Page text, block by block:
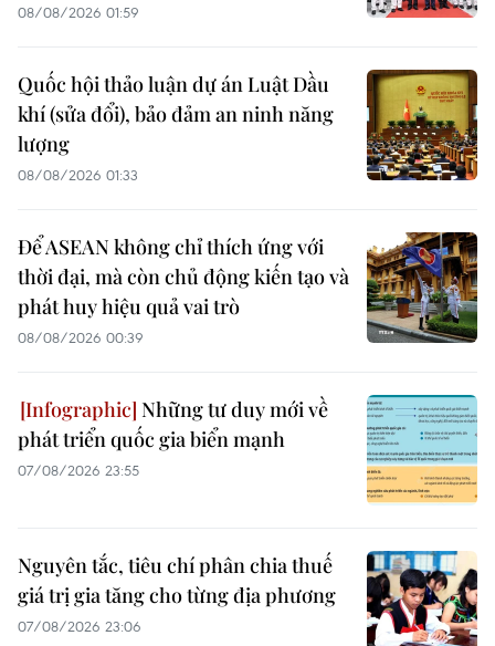
08/08/2026 01:59
Quốc hội thảo luận dự án Luật Dầu
khí (sửa đổi), bảo đảm an ninh năng
lượng
08/08/2026 01:33
Để ASEAN không chỉ thích ứng với
thời đại, mà còn chủ động kiến tạo và
phát huy hiệu quả vai trò
08/08/2026 00:39
Những tư duy mới về
phát triển quốc gia biển mạnh
07/08/2026 23:55
Nguyên tắc, tiêu chí phân chia thuế
giá trị gia tăng cho từng địa phương
07/08/2026 23:06